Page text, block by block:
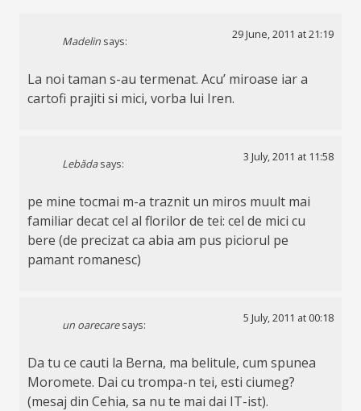
Madelin says:
29 June, 2011 at 21:19
La noi taman s-au termenat. Acu’ miroase iar a
cartofi prajiti si mici, vorba lui Iren.
Lebăda says:
3 July, 2011 at 11:58
pe mine tocmai m-a traznit un miros muult mai
familiar decat cel al florilor de tei: cel de mici cu
bere (de precizat ca abia am pus piciorul pe
pamant romanesc)
un oarecare says:
5 July, 2011 at 00:18
Da tu ce cauti la Berna, ma belitule, cum spunea
Moromete. Dai cu trompa-n tei, esti ciumeg?
(mesaj din Cehia, sa nu te mai dai IT-ist).